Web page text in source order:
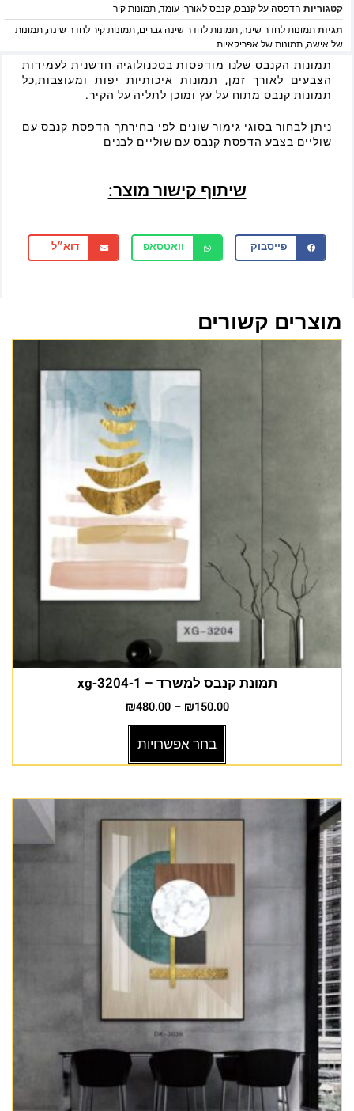
קטגוריות הדפסה על קנבס,קנבס לאורך: עומד,תמונות קיר
תגיותתמונות לחדר שינה,תמונות לחדר שינה גברים,תמונות קיר לחדר שינה,תמונות
של אישה,תמונות של אפריקאיות
תמונות הקנבס שלנו מודפסות בטכנולוגיה חדשנית לעמידות
הצבעים לאורך זמן, תמונות איכותיות יפות ומעוצבות,כל
תמונות קנבס מתוח על עץ ומוכן לתליה על הקיר.
ניתן לבחור בסוגי גימור שונים לפי בחירתך הדפסת קנבס עם
שוליים בצבע הדפסת קנבס עם שוליים לבנים
שיתוף קישור מוצר:
פייסבוק וואטסאפ דוא״ל
מוצרים קשורים
תמונת קנבס למשרד – xg-3204-1
₪150.00
–
₪480.00
בחר אפשרויות